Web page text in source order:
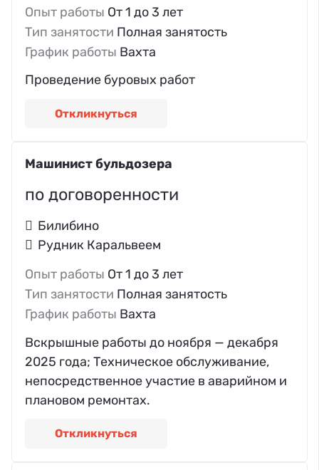
Опыт работы От 1 до 3 лет
Тип занятости Полная занятость
График работы Вахта
Проведение буровых работ
Откликнуться
Машинист бульдозера
по договоренности
Билибино
Рудник Каральвеем
Опыт работы От 1 до 3 лет
Тип занятости Полная занятость
График работы Вахта
Вскрышные работы до ноября — декабря
2025 года; Техническое обслуживание,
непосредственное участие в аварийном и
плановом ремонтах.
Откликнуться